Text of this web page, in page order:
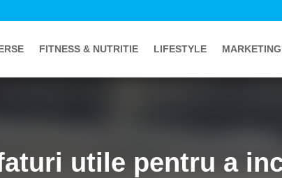
FITNESS & NUTRITIE LIFESTYLE MARKETING
utile pentru a